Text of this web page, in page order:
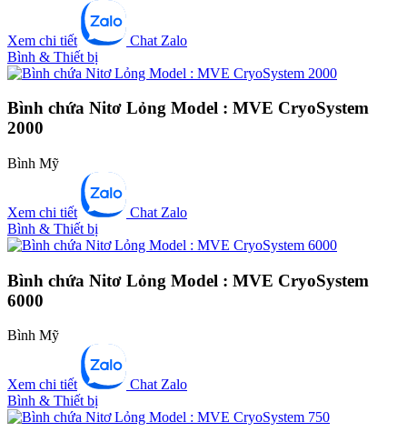
Xem chi tiết
Chat Zalo
Bình & Thiết bị
Bình chứa Nitơ Lỏng Model : MVE CryoSystem
2000
Bình Mỹ
Xem chi tiết
Chat Zalo
Bình & Thiết bị
Bình chứa Nitơ Lỏng Model : MVE CryoSystem
6000
Bình Mỹ
Xem chi tiết
Chat Zalo
Bình & Thiết bị